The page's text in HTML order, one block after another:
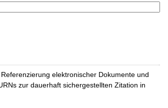
elektronischer Dokumente und
zur dauerhaft sichergestellten Zitation in